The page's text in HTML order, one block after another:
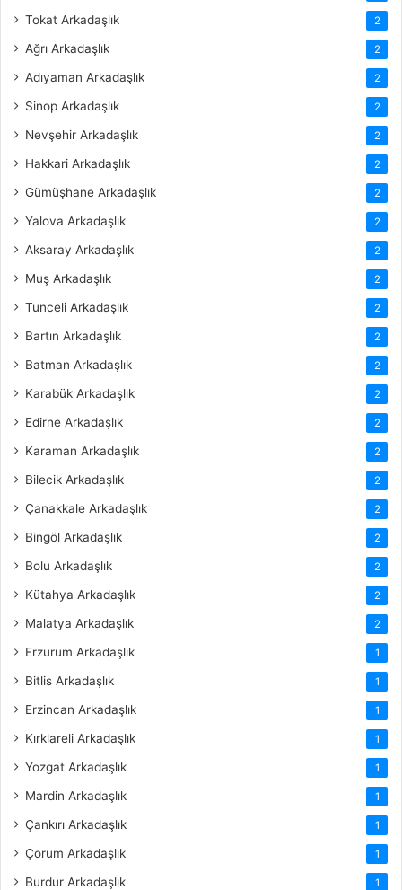
Tokat Arkadaşlık 2
Ağrı Arkadaşlık 2
Adıyaman Arkadaşlık 2
Sinop Arkadaşlık 2
Nevşehir Arkadaşlık 2
Hakkari Arkadaşlık 2
Gümüşhane Arkadaşlık 2
Yalova Arkadaşlık 2
Aksaray Arkadaşlık 2
Muş Arkadaşlık 2
Tunceli Arkadaşlık 2
Bartın Arkadaşlık 2
Batman Arkadaşlık 2
Karabük Arkadaşlık 2
Edirne Arkadaşlık 2
Karaman Arkadaşlık 2
Bilecik Arkadaşlık 2
Çanakkale Arkadaşlık 2
Bingöl Arkadaşlık 2
Bolu Arkadaşlık 2
Kütahya Arkadaşlık 2
Malatya Arkadaşlık 2
Erzurum Arkadaşlık 1
Bitlis Arkadaşlık 1
Erzincan Arkadaşlık 1
Kırklareli Arkadaşlık 1
Yozgat Arkadaşlık 1
Mardin Arkadaşlık 1
Çankırı Arkadaşlık 1
Çorum Arkadaşlık 1
Burdur Arkadaşlık 1